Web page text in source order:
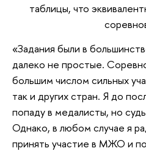
таблицы, что
«Задания были в
далеко не простые.
большим числом сильных
так и других стран. Я до
попаду в медалисты, но
Однако, в любом случае я
принять участие в МЖО и